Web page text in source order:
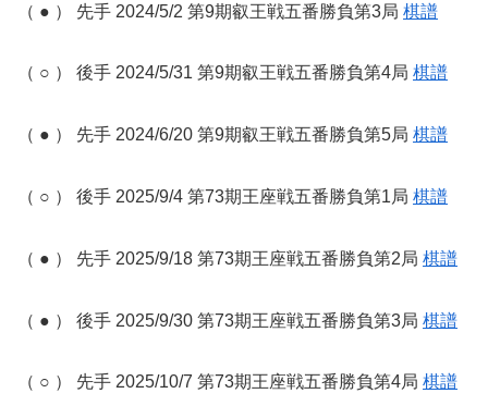
（ ● ） 先手 2024/5/2 第9期叡王戦五番勝負第3局 棋譜
（ ○ ） 後手 2024/5/31 第9期叡王戦五番勝負第4局 棋譜
（ ● ） 先手 2024/6/20 第9期叡王戦五番勝負第5局 棋譜
（ ○ ） 後手 2025/9/4 第73期王座戦五番勝負第1局 棋譜
（ ● ） 先手 2025/9/18 第73期王座戦五番勝負第2局 棋譜
（ ● ） 後手 2025/9/30 第73期王座戦五番勝負第3局 棋譜
（ ○ ） 先手 2025/10/7 第73期王座戦五番勝負第4局 棋譜